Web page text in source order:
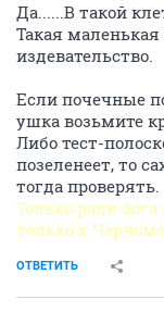
Да......В такой
Такая
издевательство.
Если почечные
ушка возьмите
Либо тест-
позеленеет, то
тогда проверять.
Только ради бога
только к
ОТВЕТИТЬ